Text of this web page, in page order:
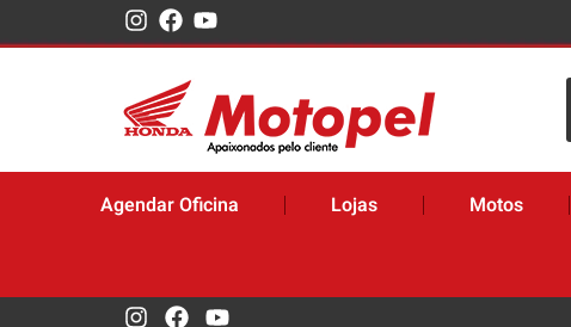
Agendar Oficina Lojas Motos